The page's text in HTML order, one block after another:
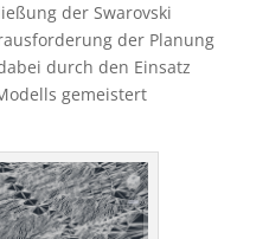
der Swarovski
der Planung
durch den Einsatz
gemeistert